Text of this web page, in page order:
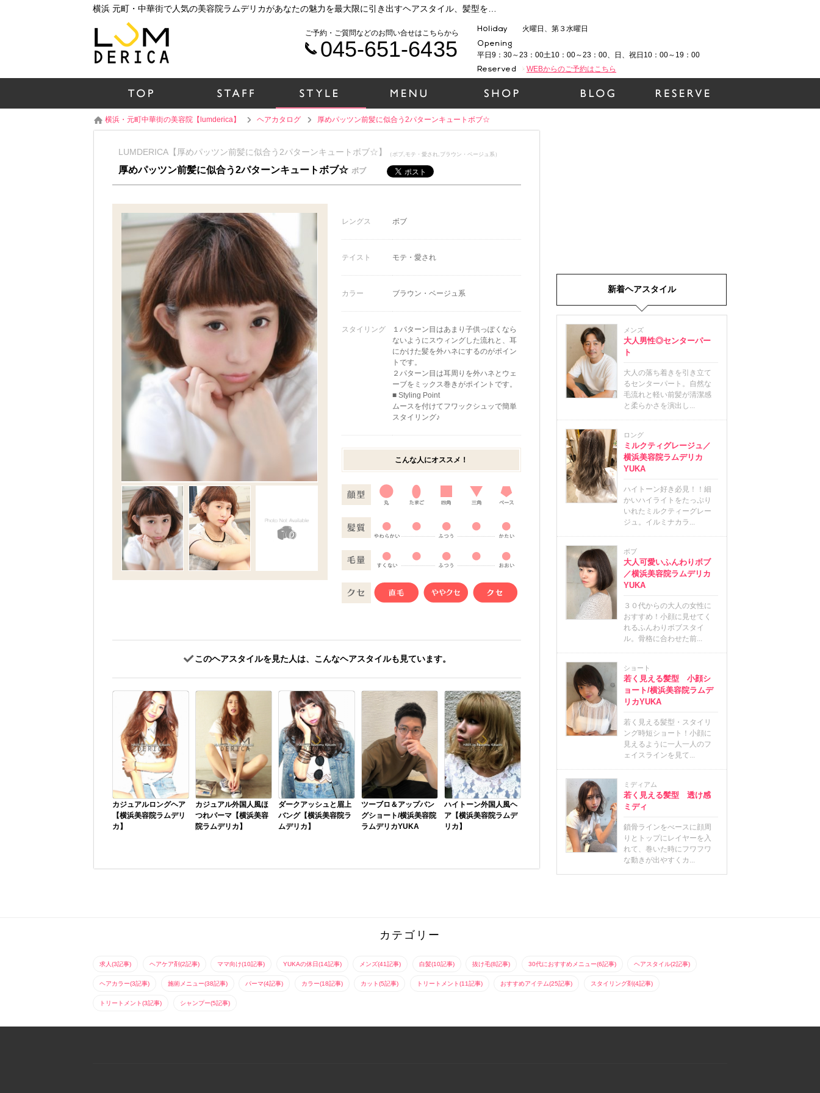
火曜日、第３水曜日
平日9：30～23：00土10：00～23：00、日、祝日10：00～19：00
WEBからのご予約はこちら
ご予約・ご質問などのお問い合せはこちらから
045-651-6435
横浜・元町中華街の美容院【lumderica】 ヘアカタログ 厚めパッツン前髪に似合う2パターンキュートボブ☆
LUMDERICA【厚めパッツン前髪に似合う2パターンキュートボブ☆】 （ボブ,モテ・愛され,ブラウン・ベージュ系）
厚めパッツン前髪に似合う2パターンキュートボブ☆ ボブ
レングス ボブ
テイスト モテ・愛され
カラー ブラウン・ベージュ系
スタイリング
１パターン目はあまり子供っぽくなら
ないようにスウィングした流れと、耳
にかけた髪を外ハネにするのがポイン
トです。
２パターン目は耳周りを外ハネとウェ
ーブをミックス巻きがポイントです。
■ Styling Point
ムースを付けてフワックシュッで簡単
スタイリング♪
こんな人にオススメ！
このヘアスタイルを見た人は、こんなヘアスタイルも見ています。
カジュアルロングヘア
【横浜美容院ラムデリ
カ】
カジュアル外国人風ほ
つれパーマ【横浜美容
院ラムデリカ】
ダークアッシュと眉上
バング【横浜美容院ラ
ムデリカ】
ツーブロ＆アップバン
グショート/横浜美容院
ラムデリカYUKA
ハイトーン外国人風ヘ
ア【横浜美容院ラムデ
リカ】
新着ヘアスタイル
メンズ
大人男性◎センターパー
ト
大人の落ち着きを引き立て
るセンターパート。自然な
毛流れと軽い前髪が清潔感
と柔らかさを演出し...
ロング
ミルクティグレージュ／
横浜美容院ラムデリカ
YUKA
ハイトーン好き必見！！細
かいハイライトをたっぷり
いれたミルクティーグレー
ジュ。イルミナカラ...
ボブ
大人可愛いふんわりボブ
／横浜美容院ラムデリカ
YUKA
３０代からの大人の女性に
おすすめ！小顔に見せてく
れるふんわりボブスタイ
ル。骨格に合わせた前...
ショート
若く見える髪型 小顔シ
ョート/横浜美容院ラムデ
リカYUKA
若く見える髪型・スタイリ
ング時短ショート！小顔に
見えるように一人一人のフ
ェイスラインを見て...
ミディアム
若く見える髪型 透け感
ミディ
鎖骨ラインをべースに顔周
りとトップにレイヤーを入
れて、巻いた時にフワフワ
な動きが出やすくカ...
カテゴリー
求人(3記事) ヘアケア剤(2記事) ママ向け(10記事) YUKAの休日(14記事) メンズ(41記事) 白髪(10記事) 抜け毛(8記事) 30代におすすめメニュー(6記事) ヘアスタイル(2記事)
ヘアカラー(3記事) 施術メニュー(38記事) パーマ(4記事) カラー(18記事) カット(5記事) トリートメント(11記事) おすすめアイテム(25記事) スタイリング剤(4記事)
トリートメント(3記事) シャンプー(5記事)